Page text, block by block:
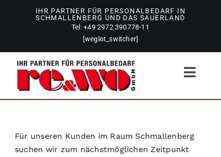
IHR PARTNER FÜR PERSONALBEDARF IN
SCHMALLENBERG UND DAS SAUERLAND
Tel: +49 2972 390778-11
[weglot_switcher]
Stellenangebote
Für unseren Kunden im Raum Schmallenberg
suchen wir zum nächstmöglichen Zeitpunkt